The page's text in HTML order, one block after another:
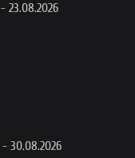
- 23.08.2026
- 30.08.2026